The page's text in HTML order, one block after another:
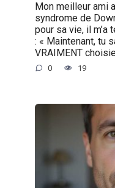
Mon meilleur ami
syndrome de
pour sa vie, il m’a
: « Maintenant, tu
VRAIMENT
0 19